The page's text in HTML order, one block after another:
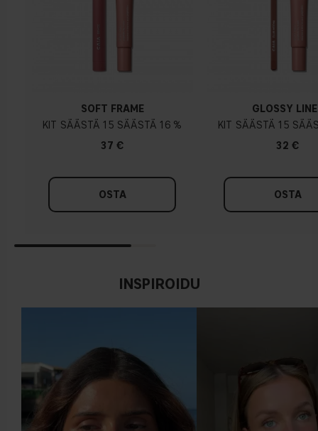
SOFT FRAME
KIT
15
16 %
37 €
OSTA
GLOSSY
KIT
15
32 €
OSTA
INSPIROIDU